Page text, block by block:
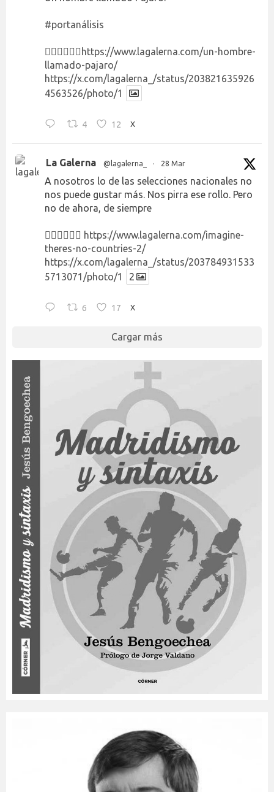
#portanálisis
👉🏻👉🏻👉🏻 https://www.lagalerna.com/un-hombre-
llamado-pajaro/
https://x.com/lagalerna_/status/203821635926
4563526/photo/1
4 12 X
La Galerna @lagalerna_ · 28 Mar
A nosotros lo de las selecciones nacionales no
nos puede gustar más. Nos pirra ese rollo. Pero
no de ahora, de siempre
👉🏻👉🏻👉🏻 https://www.lagalerna.com/imagine-
theres-no-countries-2/
https://x.com/lagalerna_/status/203784931533
5713071/photo/1
2
6 17 X
Cargar más